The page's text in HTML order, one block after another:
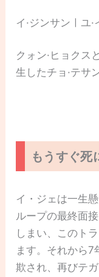
イ·ジンサンㅣユ·
クォン·ヒョクス
生したチョ·テサ
もうすぐ死
イ・ジェは一生
ループの最終面
しまい、このト
ます。それから
欺され、再びテ